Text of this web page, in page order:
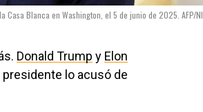
Casa Blanca en Washington, el 5 de junio de 2025. AFP/NI
Donald Trump y Elon
lo acusó de